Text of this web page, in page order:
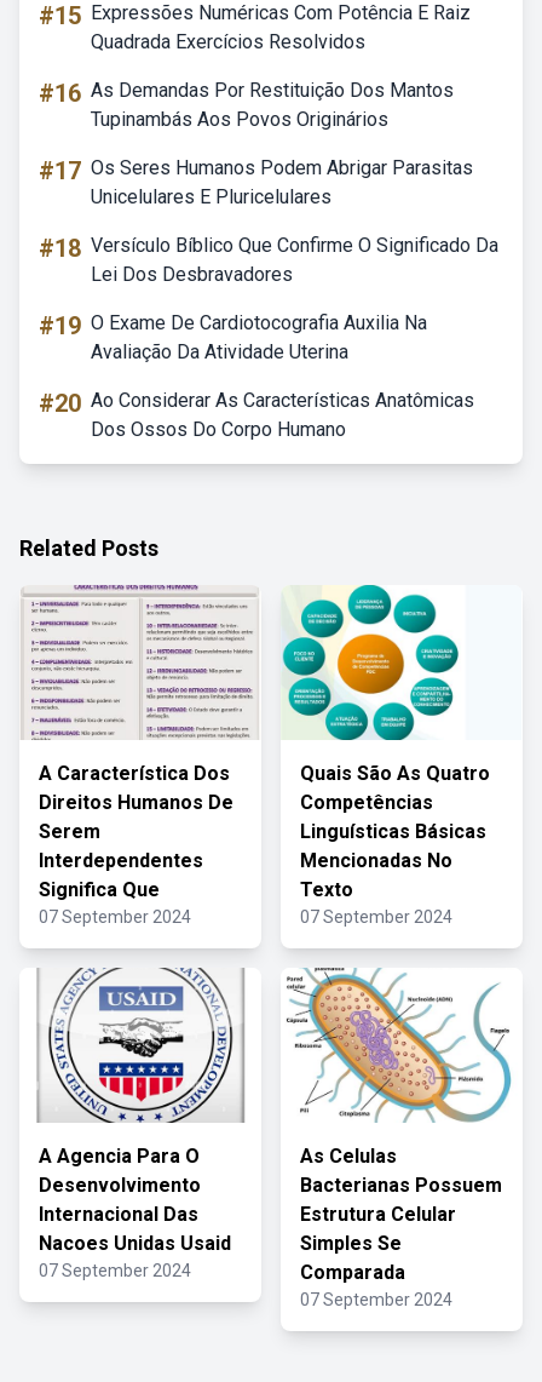
#15 Expressões Numéricas Com Potência E Raiz
Quadrada Exercícios Resolvidos
#16 As Demandas Por Restituição Dos Mantos
Tupinambás Aos Povos Originários
#17 Os Seres Humanos Podem Abrigar Parasitas
Unicelulares E Pluricelulares
#18 Versículo Bíblico Que Confirme O Significado Da
Lei Dos Desbravadores
#19 O Exame De Cardiotocografia Auxilia Na
Avaliação Da Atividade Uterina
#20 Ao Considerar As Características Anatômicas
Dos Ossos Do Corpo Humano
Related Posts
A Característica Dos
Direitos Humanos De
Serem
Interdependentes
Significa Que
07 September 2024
Quais São As Quatro
Competências
Linguísticas Básicas
Mencionadas No
Texto
07 September 2024
A Agencia Para O
Desenvolvimento
Internacional Das
Nacoes Unidas Usaid
07 September 2024
As Celulas
Bacterianas Possuem
Estrutura Celular
Simples Se
Comparada
07 September 2024